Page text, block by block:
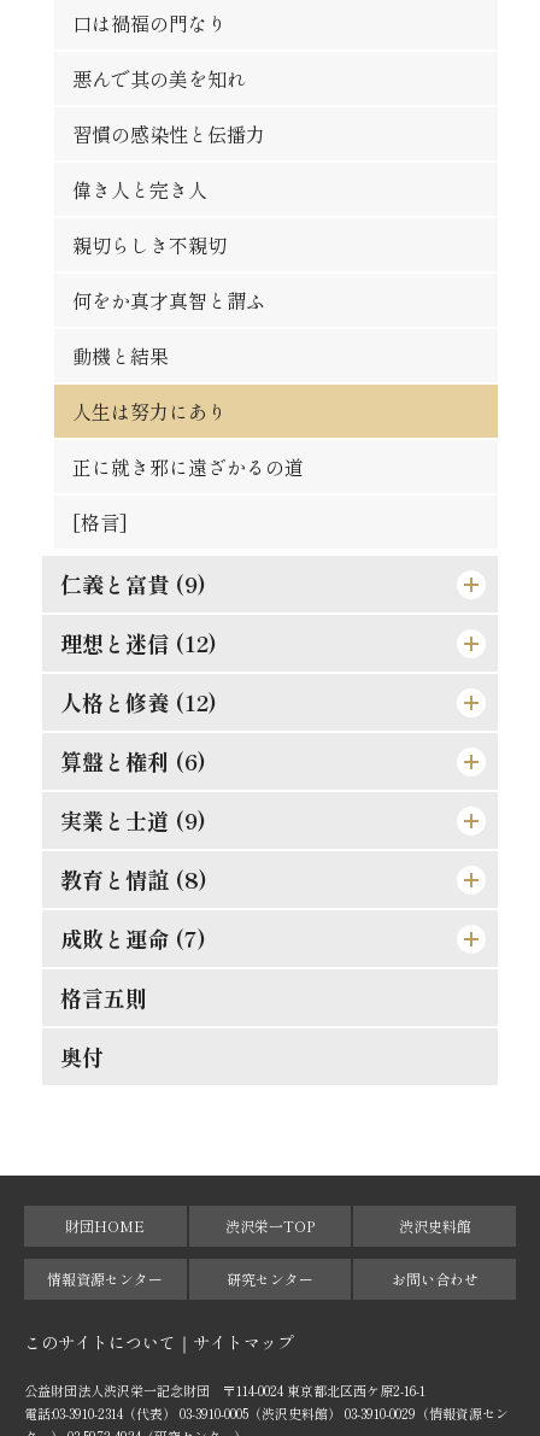
人物の観察法
論語は万人共通の実用的教訓
時期を待つの要あり
人は平等なるべし
争ひの可否
大丈夫の試金石
蟹穴主義が肝要
得意時代と失意時代
[格言]
大正維新の覚悟
秀吉の長所と短所
自ら箸を取れ
大立志と小立志との調和
君子の争ひたれ
社会と学問との関係
勇猛心の養成法
一生涯に歩むべき道
[格言]
口は禍福の門なり
悪んで其の美を知れ
習慣の感染性と伝播力
偉き人と完き人
親切らしき不親切
何をか真才真智と謂ふ
動機と結果
人生は努力にあり
正に就き邪に遠ざかるの道
[格言]
仁義と富貴 (9)
真正の利殖法
効力の有無は其人に在り
孔夫子の貨殖富貴観
防貧の第一要義
罪は金銭にあらず
理想と迷信 (12)
道理ある希望を持て
この熱誠を要す
道徳は進化すべきか
斯の如き矛盾を根絶すべし
人生観の両面
発展の一大要素
廓清の急務なる所以
人格と修養 (12)
楽翁公の幼時
人格の標準は如何
誤解され易き元気
二宮尊徳と西郷隆盛
修養は理論ではない
誤解されたる修養説を駁す
権威ある人格養成法
算盤と権利 (6)
仁に当つては師に譲らず
金門公園の掛札
唯王道あるのみ
競争の善意と悪意
合理的の経営
実業と士道 (9)
武士道は即ち実業道なり
文明人の貪戻
相愛忠恕の道を以て交はるべし
天然の抵抗を征服せよ
果して誰の責任ぞ
功利学の弊を芟除すべし
教育と情誼 (8)
孝は強ふべきものに非ず
現代教育の得失
偉人と其の母
孝らしからぬ孝
人物過剰の一大原因
成敗と運命 (7)
それ唯忠恕のみ
失敗らしき成功
順逆の二境は何れより来るか
細心にして大胆なれ
成敗は身に残る糟粕
格言五則
奥付
財団HOME 渋沢栄一TOP 渋沢史料館
情報資源センター 研究センター お問い合わせ
このサイトについて サイトマップ
公益財団法人渋沢栄一記念財団 〒114-0024 東京都北区西ケ原2-16-1
電話:03-3910-2314（代表） 03-3910-0005（渋沢史料館） 03-3910-0029（情報資源セン